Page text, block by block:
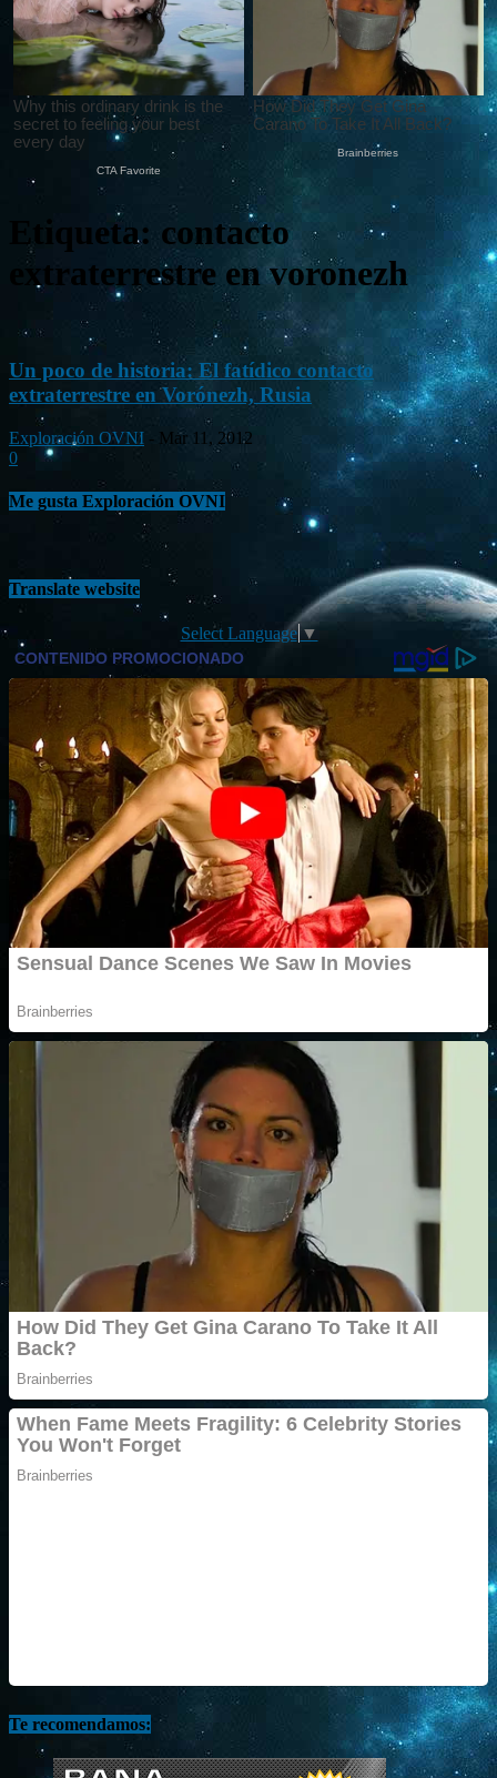
Etiqueta: contacto
extraterrestre en voronezh
Un poco de historia: El fatídico contacto
extraterrestre en Vorónezh, Rusia
Exploración OVNI - Mar 11, 2012
0
Me gusta Exploración OVNI
Translate website
Select Language ▼
Te recomendamos: